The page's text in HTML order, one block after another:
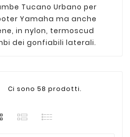
Tucano Urbano per
Yamaha ma anche
in nylon, termoscud
dei gonfiabili laterali.
Ci sono 58 prodotti.